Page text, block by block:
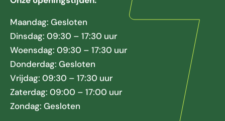
Maandag: Gesloten
Dinsdag: 09:30 – 17:30 uur
Woensdag: 09:30 – 17:30 uur
Donderdag: Gesloten
Vrijdag: 09:30 – 17:30 uur
Zaterdag: 09:00 – 17:00 uur
Zondag: Gesloten